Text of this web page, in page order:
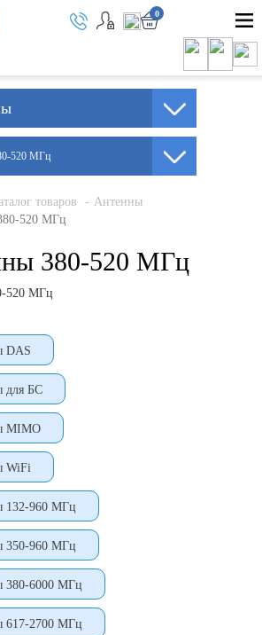
0
520 МГц
товаров
Антенны
520 МГц
380-520 МГц
520 МГц
DAS
для БС
MIMO
WiFi
132-960 МГц
350-960 МГц
380-6000 МГц
617-2700 МГц